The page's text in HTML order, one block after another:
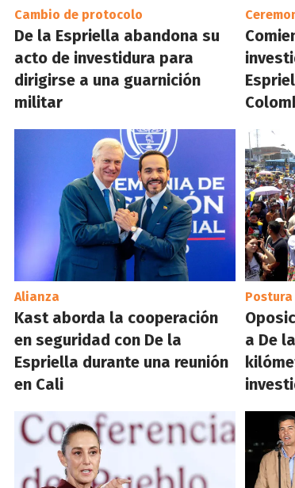
Cambio de protocolo
De la Espriella abandona su
acto de investidura para
dirigirse a una guarnición
militar
Alianza
Kast aborda la cooperación
en seguridad con De la
Espriella durante una reunión
en Cali
Postura
a De